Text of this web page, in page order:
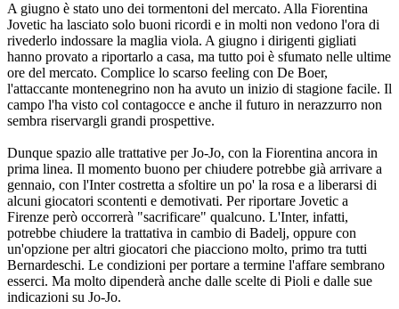
A giugno è stato uno dei tormentoni del mercato. Alla Fiorentina
Jovetic ha lasciato solo buoni ricordi e in molti non vedono l'ora di
rivederlo indossare la maglia viola. A giugno i dirigenti gigliati
hanno provato a riportarlo a casa, ma tutto poi è sfumato nelle ultime
ore del mercato. Complice lo scarso feeling con De Boer,
l'attaccante montenegrino non ha avuto un inizio di stagione facile. Il
campo l'ha visto col contagocce e anche il futuro in nerazzurro non
sembra riservargli grandi prospettive.
Dunque spazio alle trattative per Jo-Jo, con la Fiorentina ancora in
prima linea. Il momento buono per chiudere potrebbe già arrivare a
gennaio, con l'Inter costretta a sfoltire un po' la rosa e a liberarsi di
alcuni giocatori scontenti e demotivati. Per riportare Jovetic a
Firenze però occorrerà "sacrificare" qualcuno. L'Inter, infatti,
potrebbe chiudere la trattativa in cambio di Badelj, oppure con
un'opzione per altri giocatori che piacciono molto, primo tra tutti
Bernardeschi. Le condizioni per portare a termine l'affare sembrano
esserci. Ma molto dipenderà anche dalle scelte di Pioli e dalle sue
indicazioni su Jo-Jo.